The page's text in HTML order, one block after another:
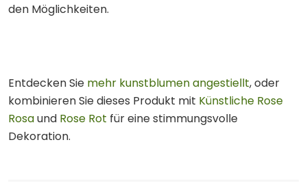
den Möglichkeiten.
Entdecken Sie mehr kunstblumen angestiellt, oder
kombinieren Sie dieses Produkt mit Künstliche Rose
Rosaund Rose Rot für eine stimmungsvolle
Dekoration.